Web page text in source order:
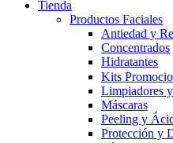
Tienda
Productos Faciales
Antiedad y
Concentrados
Hidratantes
Kits
Limpiadores
Máscaras
Peeling y
Protección y